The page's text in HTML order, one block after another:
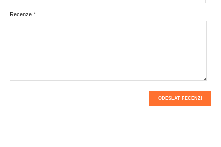
*
Recenze
ODESLAT RECENZI